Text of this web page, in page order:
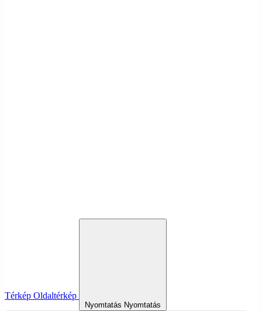
Térkép Oldaltérkép
Nyomtatás Nyomtatás